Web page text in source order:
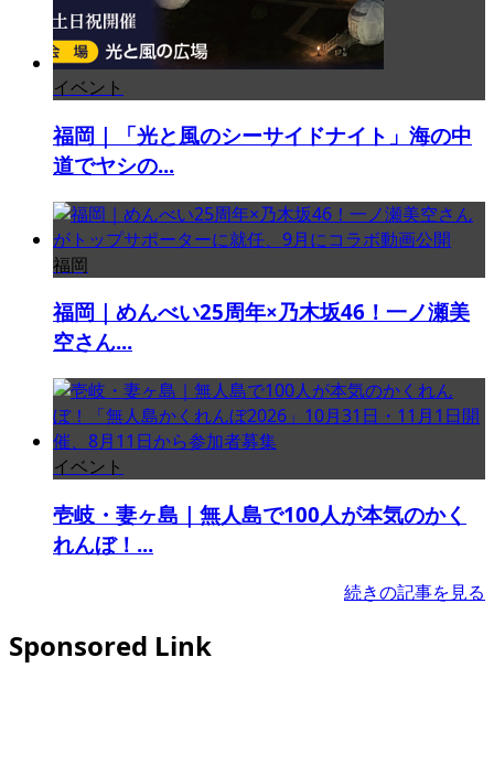
イベント
福岡｜「光と風のシーサイドナイト」海の中
道でヤシの...
福岡
福岡｜めんべい25周年×乃木坂46！一ノ瀬美
空さん...
イベント
壱岐・妻ヶ島｜無人島で100人が本気のかく
れんぼ！...
続きの記事を見る
Sponsored Link